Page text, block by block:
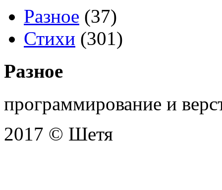
Разное (37)
Стихи (301)
Разное
программирование и
2017 © Шетя